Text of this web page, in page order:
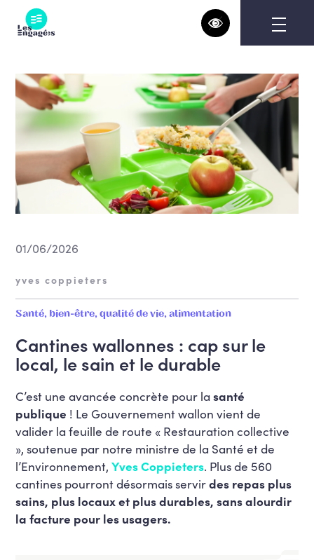
content
01/06/2026
Santé, bien-être, qualité de vie, alimentation
yves coppieters
Cantines wallonnes : cap sur le
local, le sain et le durable
C’est une avancée concrète pour lasanté
publique ! Le Gouvernement wallon vient de
valider la feuille de route « Restauration collective
», soutenue par notre ministre de la Santé et de
l’Environnement,Yves Coppieters. Plus de 560
cantines pourront désormais servirdes repas plus
sains, plus locaux et plus durables, sans alourdir
la facture pour les usagers.